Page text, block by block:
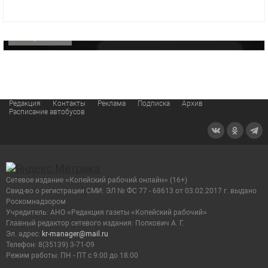
Редакция Контакты Реклама Подписка
Архив
Расписание автобусов
Сетевое издание «Копейский рабочий онлайн» (16+)
Cвид-во о регистрации СМИ: ЭЛ № ФС 77 - 68613 от 03.02.2017 г. выдано
Роскомнадзором
Учредитель: АНО «Редакция газеты «Копейский рабочий»
Главный редактор сетевого издания: Попкович А. Г.
Эл. адрес: kr-manager@mail.ru
Телефон: 8(35139) 3-71-09
Режим работы: ПН - ПТ с 9:00 до 18:00